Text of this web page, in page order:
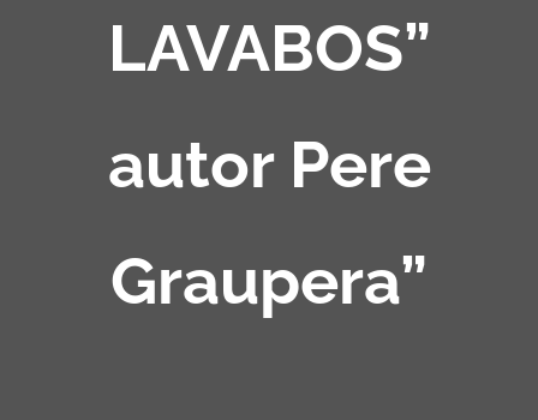
LAVABOS”
autor Pere
Graupera”